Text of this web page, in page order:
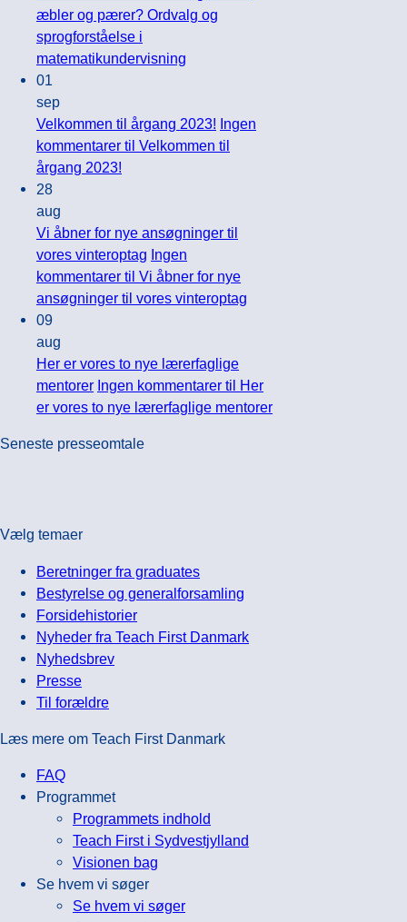
æbler og pærer? Ordvalg og
sprogforståelse i
matematikundervisning
01
sep
Velkommen til årgang 2023! Ingen
kommentarer til Velkommen til
årgang 2023!
28
aug
Vi åbner for nye ansøgninger til
vores vinteroptag Ingen
kommentarer til Vi åbner for nye
ansøgninger til vores vinteroptag
09
aug
Her er vores to nye lærerfaglige
mentorer Ingen kommentarer til Her
er vores to nye lærerfaglige mentorer
Seneste presseomtale
Vælg temaer
Beretninger fra graduates
Bestyrelse og generalforsamling
Forsidehistorier
Nyheder fra Teach First Danmark
Nyhedsbrev
Presse
Til forældre
Læs mere om Teach First Danmark
FAQ
Programmet
Programmets indhold
Teach First i Sydvestjylland
Visionen bag
Se hvem vi søger
Se hvem vi søger